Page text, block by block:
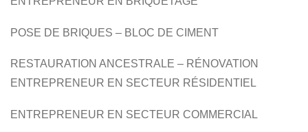
POSE DE BRIQUES – BLOC DE CIMENT
RESTAURATION ANCESTRALE – RÉNOVATION
ENTREPRENEUR EN SECTEUR RÉSIDENTIEL
ENTREPRENEUR EN SECTEUR COMMERCIAL